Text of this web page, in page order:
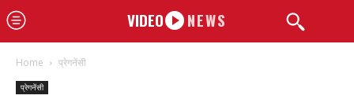
VIDEO NEWS
Home प्रेगनेंसी
प्रेगनेंसी